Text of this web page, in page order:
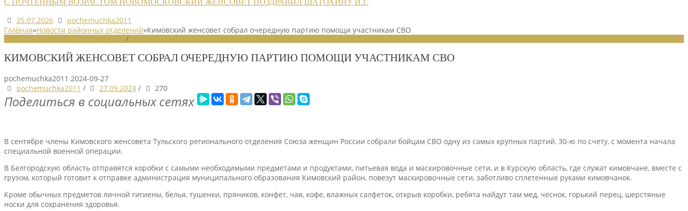
25.07.2026
pochemuchka2011
Главная»Новости районных отделений»Кимовский женсовет собрал очередную партию помощи участникам СВО
/
КИМОВСКИЙ ЖЕНСОВЕТ СОБРАЛ ОЧЕРЕДНУЮ ПАРТИЮ ПОМОЩИ УЧАСТНИКАМ СВО
pochemuchka2011 2024-09-27
pochemuchka2011 / 27.09.2024 / 270
Поделиться в социальных сетях
В сентябре члены Кимовского женсовета Тульского регионального отделения Союза женщин России собрали бойцам СВО одну из самых крупных партий, 30-ю по счету, с момента начала
специальной военной операции.
В Белгородскую область отправятся коробки с самыми необходимыми предметами и продуктами, питьевая вода и маскировочные сети, и в Курскую область, где служат кимовчане, вместе с
грузом, который готовит к отправке администрация муниципального образования Кимовский район, повезут маскировочные сети, заботливо сплетенные руками кимовчанок.
Кроме обычных предметов личной гигиены, белья, тушенки, пряников, конфет, чая, кофе, влажных салфеток, открыв коробки, ребята найдут там мед, чеснок, горький перец, шерстяные
носки для сохранения здоровья.